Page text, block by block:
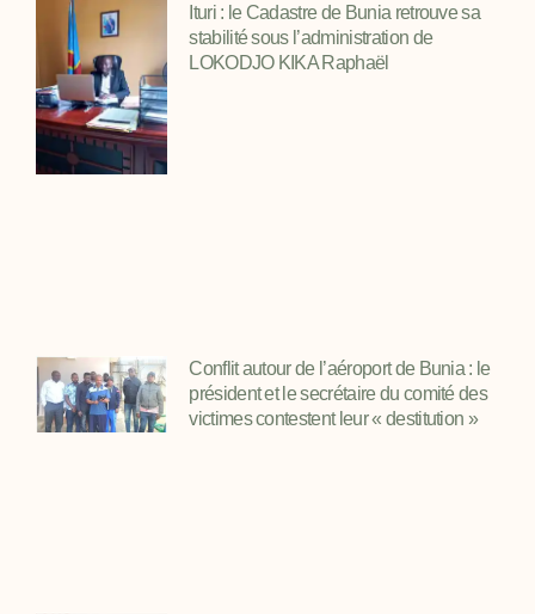
Ituri : le Cadastre de Bunia retrouve sa
stabilité sous l’administration de
LOKODJO KIKA Raphaël
Conflit autour de l’aéroport de Bunia : le
président et le secrétaire du comité des
victimes contestent leur « destitution »